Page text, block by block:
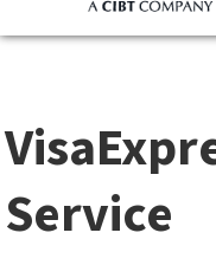
Service